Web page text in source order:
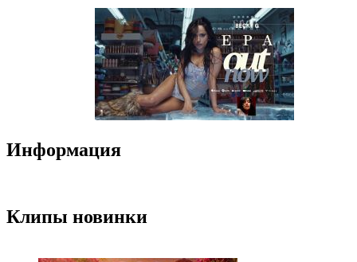
Информация
Клипы новинки